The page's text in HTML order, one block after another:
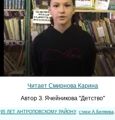
Читает Смирнова Карина
Автор З. Ячейникова "Детство"
95 ЛЕТ АНТРОПОВСКОМУ РАЙОНУ, стихи А.Беляева,